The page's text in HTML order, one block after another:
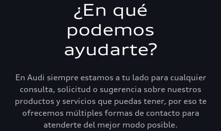
¿En qué
podemos
ayudarte?
En Audi siempre estamos a tu lado para cualquier
consulta, solicitud o sugerencia sobre nuestros
productos y servicios que puedas tener, por eso te
ofrecemos múltiples formas de contacto para
atenderte del mejor modo posible.